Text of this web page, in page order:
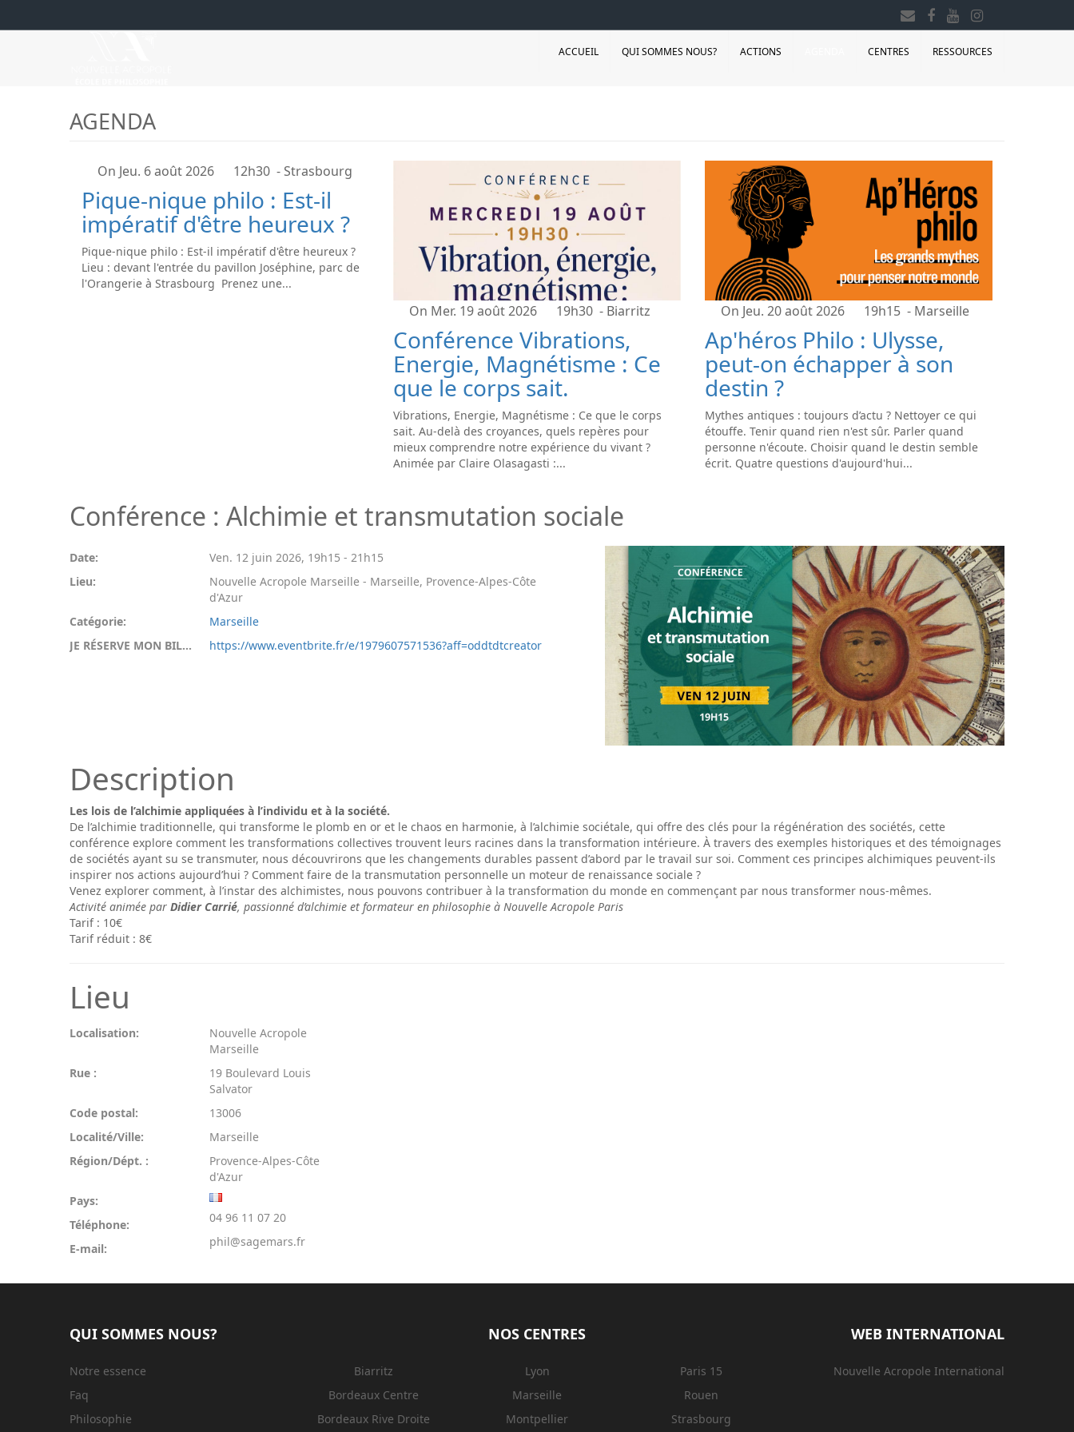
ACCUEIL QUI SOMMES NOUS? ACTIONS CENTRES RESSOURCES
AGENDA
On Jeu. 6 août 2026 12h30 - Strasbourg
Pique-nique philo : Est-il
impératif d'être heureux ?
Pique-nique philo : Est-il impératif d'être heureux ?
Lieu : devant l'entrée du pavillon Joséphine, parc de
l'Orangerie à Strasbourg Prenez une...
On Mer. 19 août 2026 19h30 - Biarritz
Conférence Vibrations,
Energie, Magnétisme : Ce
que le corps sait.
Vibrations, Energie, Magnétisme : Ce que le corps
sait. Au-delà des croyances, quels repères pour
mieux comprendre notre expérience du vivant ?
Animée par Claire Olasagasti :...
On Jeu. 20 août 2026 19h15 - Marseille
Ap'héros Philo : Ulysse,
peut-on échapper à son
destin ?
Mythes antiques : toujours d’actu ? Nettoyer ce qui
étouffe. Tenir quand rien n'est sûr. Parler quand
personne n'écoute. Choisir quand le destin semble
écrit. Quatre questions d'aujourd'hui...
Conférence : Alchimie et transmutation sociale
Date: Ven. 12 juin 2026, 19h15 - 21h15
Lieu:
Nouvelle Acropole Marseille - Marseille, Provence-Alpes-Côte
d'Azur
Catégorie:
Marseille
JE RÉSERVE MON BILLET:
https://www.eventbrite.fr/e/1979607571536?aff=oddtdtcreator
Description
Les lois de l’alchimie appliquées à l’individu et à la société.
De l’alchimie traditionnelle, qui transforme le plomb en or et le chaos en harmonie, à l’alchimie sociétale, qui offre des clés pour la régénération des sociétés, cette
conférence explore comment les transformations collectives trouvent leurs racines dans la transformation intérieure. À travers des exemples historiques et des témoignages
de sociétés ayant su se transmuter, nous découvrirons que les changements durables passent d’abord par le travail sur soi. Comment ces principes alchimiques peuvent-ils
inspirer nos actions aujourd’hui ? Comment faire de la transmutation personnelle un moteur de renaissance sociale ?
Venez explorer comment, à l’instar des alchimistes, nous pouvons contribuer à la transformation du monde en commençant par nous transformer nous-mêmes.
Activité animée par Didier Carrié, passionné d’alchimie et formateur en philosophie à Nouvelle Acropole Paris
Tarif : 10€
Tarif réduit : 8€
Lieu
Localisation:
Nouvelle Acropole
Marseille
Rue :
19 Boulevard Louis
Salvator
Code postal:
13006
Localité/Ville:
Marseille
Région/Dépt. :
Provence-Alpes-Côte
d'Azur
Pays:
Téléphone:
04 96 11 07 20
E-mail: phil@sagemars.fr
QUI SOMMES NOUS?
Notre essence
Faq
Philosophie
NOS CENTRES
Biarritz
Bordeaux Centre
Bordeaux Rive Droite
Lyon
Marseille
Montpellier
Paris 15
Rouen
Strasbourg
WEB INTERNATIONAL
Nouvelle Acropole International